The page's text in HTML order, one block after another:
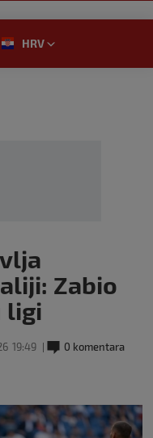
HRV
Zabio
ligi
19:49 0 komentara